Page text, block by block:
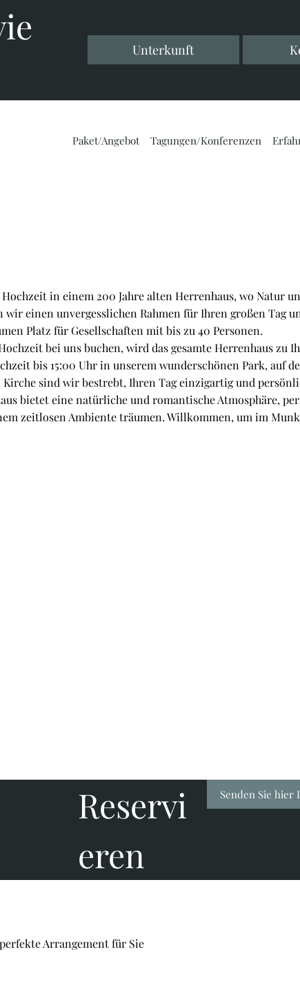
Paket/Angebot Tagungen/Konferenzen
Unterkunft
in einem 200 Jahre alten Herrenhaus, wo Natur
wir einen unvergesslichen Rahmen für Ihren großen Tag
Platz für Gesellschaften mit bis zu 40 Personen.
bei uns buchen, wird das gesamte Herrenhaus zu
bis 15:00 Uhr in unserem wunderschönen Park, auf
Kirche sind wir bestrebt, Ihren Tag einzigartig und
bietet eine natürliche und romantische Atmosphäre,
zeitlosen Ambiente träumen. Willkommen, um im
Reservi
eren
Senden Sie hier
Arrangement für Sie